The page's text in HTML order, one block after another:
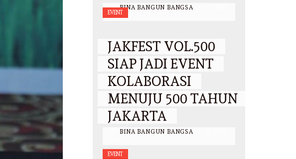
BY BINA BANGUN BANGSA
2026
EVENT
JAKFEST VOL.500
SIAP JADI EVENT
KOLABORASI
MENUJU 500 TAHUN
JAKARTA
BINA BANGUN BANGSA
EVENT